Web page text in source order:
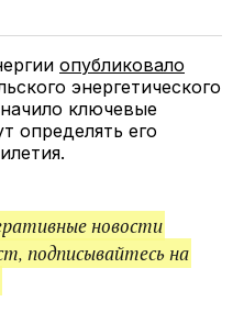
опубликовало
энергетического
ключевые
определять его
новости
подписывайтесь на